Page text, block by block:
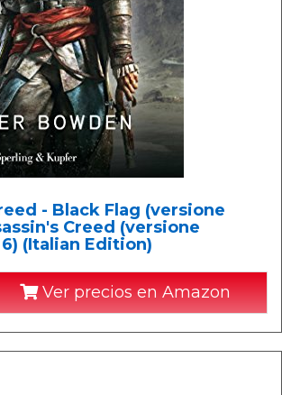
- Black Flag (versione
Creed (versione
(Italian Edition)
Ver precios en Amazon